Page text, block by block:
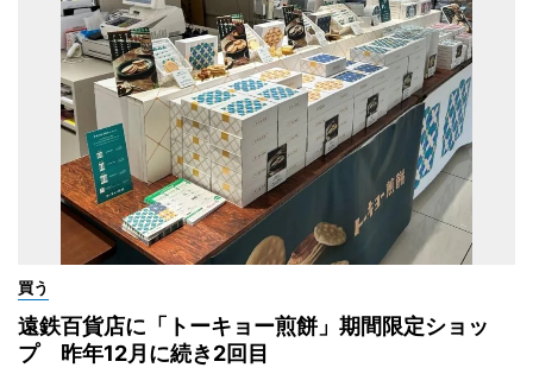
買う
遠鉄百貨店に「トーキョー煎餅」期間限定ショッ
プ 昨年12月に続き2回目